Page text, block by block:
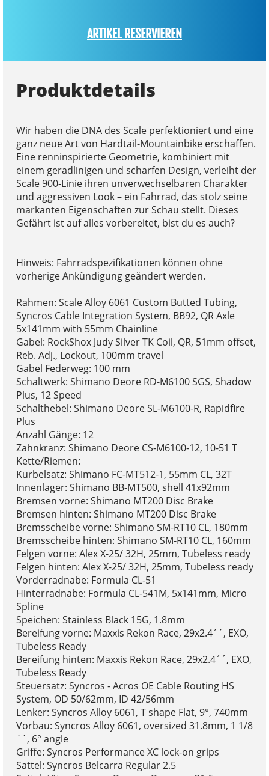
ARTIKEL RESERVIEREN
Produktdetails
Wir haben die DNA des Scale perfektioniert und eine
ganz neue Art von Hardtail-Mountainbike erschaffen.
Eine renninspirierte Geometrie, kombiniert mit
einem geradlinigen und scharfen Design, verleiht der
Scale 900-Linie ihren unverwechselbaren Charakter
und aggressiven Look – ein Fahrrad, das stolz seine
markanten Eigenschaften zur Schau stellt. Dieses
Gefährt ist auf alles vorbereitet, bist du es auch?
Hinweis: Fahrradspezifikationen können ohne
vorherige Ankündigung geändert werden.
Rahmen: Scale Alloy 6061 Custom Butted Tubing,
Syncros Cable Integration System, BB92, QR Axle
5x141mm with 55mm Chainline
Gabel: RockShox Judy Silver TK Coil, QR, 51mm offset,
Reb. Adj., Lockout, 100mm travel
Gabel Federweg: 100 mm
Schaltwerk: Shimano Deore RD-M6100 SGS, Shadow
Plus, 12 Speed
Schalthebel: Shimano Deore SL-M6100-R, Rapidfire
Plus
Anzahl Gänge: 12
Zahnkranz: Shimano Deore CS-M6100-12, 10-51 T
Kette/Riemen:
Kurbelsatz: Shimano FC-MT512-1, 55mm CL, 32T
Innenlager: Shimano BB-MT500, shell 41x92mm
Bremsen vorne: Shimano MT200 Disc Brake
Bremsen hinten: Shimano MT200 Disc Brake
Bremsscheibe vorne: Shimano SM-RT10 CL, 180mm
Bremsscheibe hinten: Shimano SM-RT10 CL, 160mm
Felgen vorne: Alex X-25/ 32H, 25mm, Tubeless ready
Felgen hinten: Alex X-25/ 32H, 25mm, Tubeless ready
Vorderradnabe: Formula CL-51
Hinterradnabe: Formula CL-541M, 5x141mm, Micro
Spline
Speichen: Stainless Black 15G, 1.8mm
Bereifung vorne: Maxxis Rekon Race, 29x2.4´´, EXO,
Tubeless Ready
Bereifung hinten: Maxxis Rekon Race, 29x2.4´´, EXO,
Tubeless Ready
Steuersatz: Syncros - Acros OE Cable Routing HS
System, OD 50/62mm, ID 42/56mm
Lenker: Syncros Alloy 6061, T shape Flat, 9°, 740mm
Vorbau: Syncros Alloy 6061, oversized 31.8mm, 1 1/8
´´, 6° angle
Griffe: Syncros Performance XC lock-on grips
Sattel: Syncros Belcarra Regular 2.5